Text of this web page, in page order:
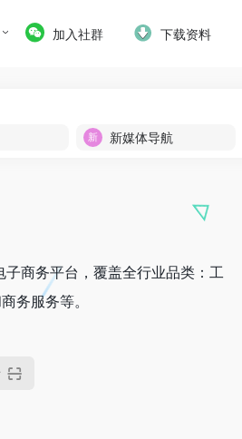
加入社群 下载资料
新媒体导航
商务平台，覆盖全行业品类：工
务服务等。